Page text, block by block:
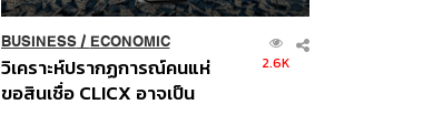
BUSINESS/ ECONOMIC
วิเคราะห์ปรากฏการณ์คนแห่
ขอสินเชื่อ CLICX อาจเป็น
2.6K